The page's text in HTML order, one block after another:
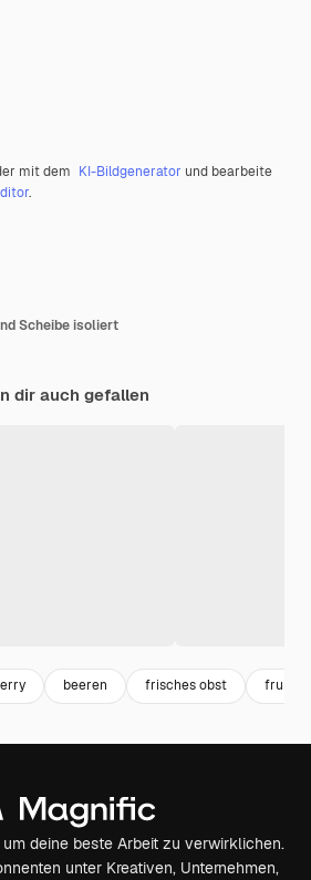
mit dem KI-Bildgenerator und bearbeite
.
Scheibe isoliert
dir auch gefallen
beeren frisches obst fruits
deine beste Arbeit zu verwirklichen.
unter Kreativen, Unternehmen,